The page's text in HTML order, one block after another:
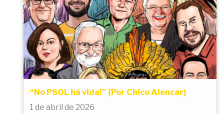
“No PSOL há vida!” (Por Chico Alencar)
1 de abril de 2026